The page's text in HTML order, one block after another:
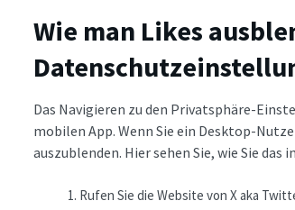
Wie man Likes
Das Navigieren zu den Privatsphäre-
mobilen App. Wenn Sie ein Desktop-
auszublenden. Hier sehen Sie, wie Sie
Rufen Sie die Website von X aka